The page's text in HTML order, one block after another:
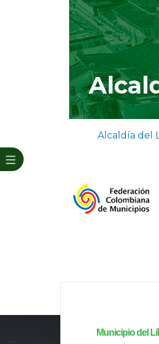
Alcaldía del
Municipio del